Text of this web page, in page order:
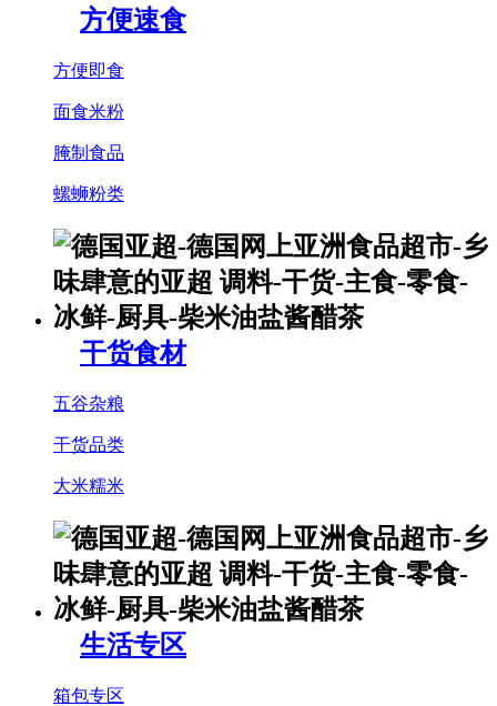
方便速食
方便即食
面食米粉
腌制食品
螺蛳粉类
干货食材
五谷杂粮
干货品类
大米糯米
生活专区
箱包专区